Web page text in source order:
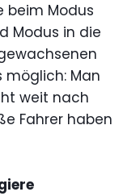
beim Modus
Modus in die
möglich: Man
weit nach
Fahrer haben